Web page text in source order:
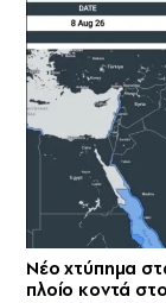
Νέο χτύπημα
πλοίο κοντά